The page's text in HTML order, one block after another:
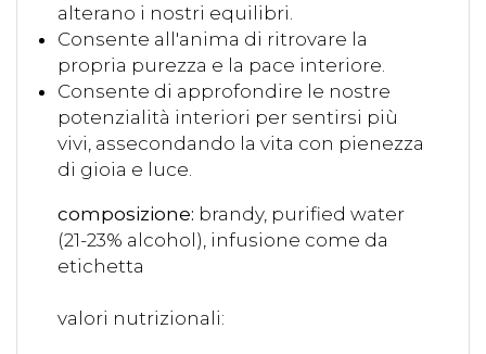
alterano i nostri equilibri.
Consente all'anima di ritrovare la
propria purezza e la pace interiore.
Consente di approfondire le nostre
potenzialità interiori per sentirsi più
vivi, assecondando la vita con pienezza
di gioia e luce.
composizione: brandy, purified water
(21-23% alcohol), infusione come da
etichetta
valori nutrizionali: